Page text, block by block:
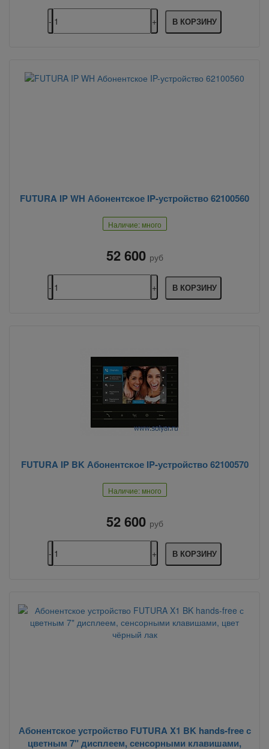
В КОРЗИНУ
FUTURA IP WH Абонентское IP-устройство 62100560
Наличие: много
52 600 руб
В КОРЗИНУ
FUTURA IP BK Абонентское IP-устройство 62100570
Наличие: много
52 600 руб
В КОРЗИНУ
Абонентское устройство FUTURA X1 BK hands-free с
цветным 7" дисплеем, сенсорными клавишами,